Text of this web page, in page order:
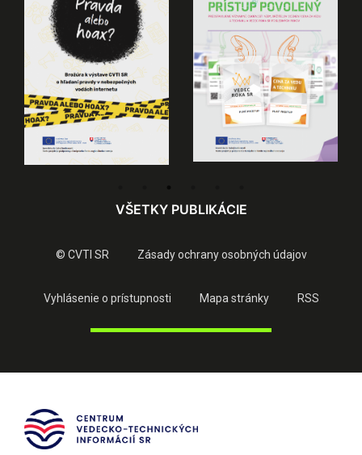
VŠETKY PUBLIKÁCIE
© CVTI SR Zásady ochrany osobných údajov
Vyhlásenie o prístupnosti Mapa stránky RSS